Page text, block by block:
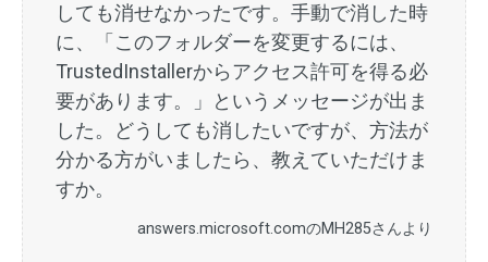
しても消せなかったです。手動で消した時
に、「このフォルダーを変更するには、
TrustedInstallerからアクセス許可を得る必
要があります。」というメッセージが出ま
した。どうしても消したいですが、方法が
分かる方がいましたら、教えていただけま
すか。
answers.microsoft.comのMH285さんより